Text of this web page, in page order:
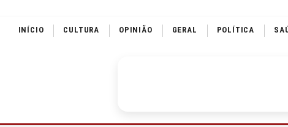
INÍCIO CULTURA OPINIÃO GERAL POLÍTICA